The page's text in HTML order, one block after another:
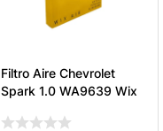
Filtro Aire Chevrolet
Spark 1.0 WA9639 Wix